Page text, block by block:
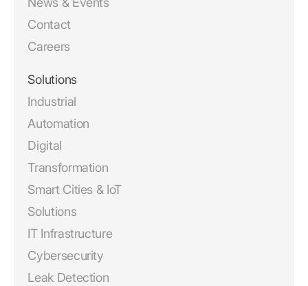
Contact
Careers
Solutions
Industrial
Automation
Digital
Transformation
Smart Cities & IoT
Solutions
IT Infrastructure
Cybersecurity
Leak Detection